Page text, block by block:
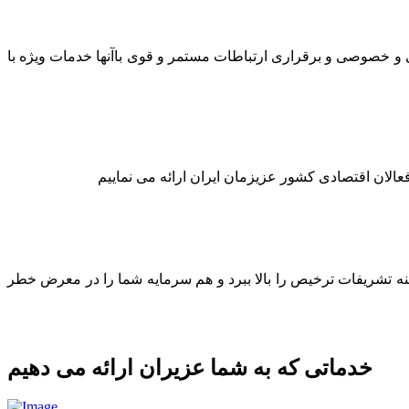
و خصوصی و برقراری ارتباطات مستمر و قوی باآنها خدمات ویژه با
اقتصادی کشور عزیزمان ایران ارائه می نماییم
تشریفات ترخیص را بالا ببرد و هم سرمایه شما را در معرض خطر
خدماتی که به شما عزیران ارائه می دهیم